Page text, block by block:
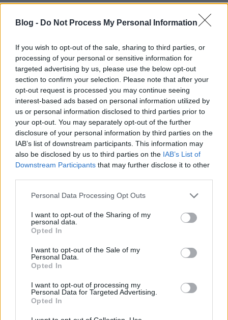
Blog - Do Not Process My Personal Information
If you wish to opt-out of the sale, sharing to third parties, or
processing of your personal or sensitive information for
targeted advertising by us, please use the below opt-out
section to confirm your selection. Please note that after your
opt-out request is processed you may continue seeing
interest-based ads based on personal information utilized by
us or personal information disclosed to third parties prior to
your opt-out. You may separately opt-out of the further
disclosure of your personal information by third parties on the
IAB’s list of downstream participants. This information may
also be disclosed by us to third parties on the IAB’s List of
Downstream Participants that may further disclose it to other
Please note that this website/app uses one or more Google
not limited to your visit or usage behaviour. You may click to
grant or deny consent to Google and its third-party tags to
use your data for below specified purposes in below Google
consent section.
Personal Data Processing Opt Outs
I want to opt-out of the Sharing of my
personal data.
Opted In
I want to opt-out of the Sale of my
Personal Data.
Opted In
I want to opt-out of processing my
Personal Data for Targeted Advertising.
Opted In
Szállodát csinálna a Kazinczy utca ikonikus helyéből
az MNB-botrányról elhíresült cég,
de az önkormányzat közbeszólt. (Telex)
Nincsenek felkészülve [484.]
2025. április 08.
Nyomoznak a Csemeztanyán a marhák tetemeire
sötét folyadékot bemutató videók miatt. (
444.hu
A Hegyeshalom melletti ...